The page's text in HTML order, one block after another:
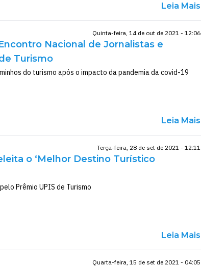
Leia Mais
Quinta-feira, 14 de out de 2021 - 12:06
Nacional de Jornalistas e
Turismo
do turismo após o impacto da pandemia da covid-19
Leia Mais
Terça-feira, 28 de set de 2021 - 12:11
o ‘Melhor Destino Turístico
Prêmio UPIS de Turismo
Leia Mais
Quarta-feira, 15 de set de 2021 - 04:05